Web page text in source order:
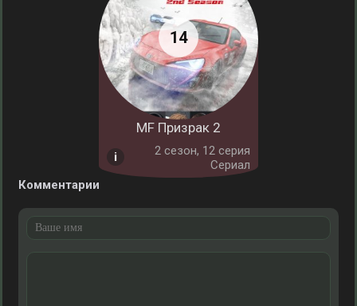
MF Призрак 2
2 cезон, 12 серия
Сериал
Комментарии